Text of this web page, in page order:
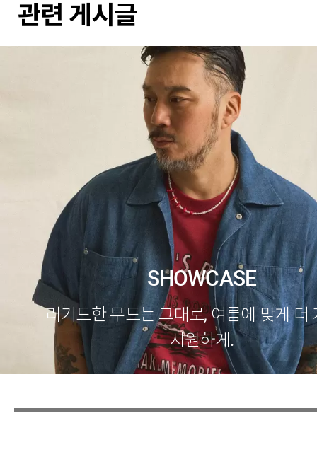
관련 게시글
SHOWCASE
러기드한 무드는 그대로, 여름에 맞게 더
시원하게.